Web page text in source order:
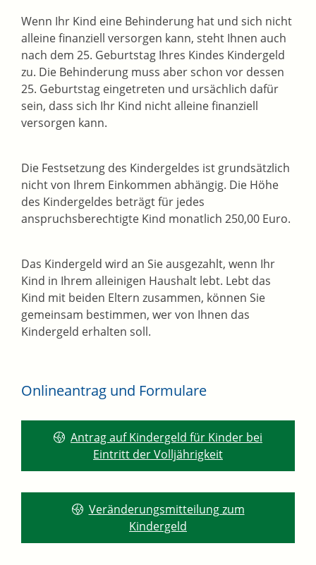
Wenn Ihr Kind eine Behinderung hat und sich nicht
alleine finanziell versorgen kann, steht Ihnen auch
nach dem 25. Geburtstag Ihres Kindes Kindergeld
zu. Die Behinderung muss aber schon vor dessen
25. Geburtstag eingetreten und ursächlich dafür
sein, dass sich Ihr Kind nicht alleine finanziell
versorgen kann.
Die Festsetzung des Kindergeldes ist grundsätzlich
nicht von Ihrem Einkommen abhängig. Die Höhe
des Kindergeldes beträgt für jedes
anspruchsberechtigte Kind monatlich 250,00 Euro.
Das Kindergeld wird an Sie ausgezahlt, wenn Ihr
Kind in Ihrem alleinigen Haushalt lebt. Lebt das
Kind mit beiden Eltern zusammen, können Sie
gemeinsam bestimmen, wer von Ihnen das
Kindergeld erhalten soll.
Onlineantrag und Formulare
Antrag auf Kindergeld für Kinder bei
Eintritt der Volljährigkeit
Veränderungsmitteilung zum
Kindergeld